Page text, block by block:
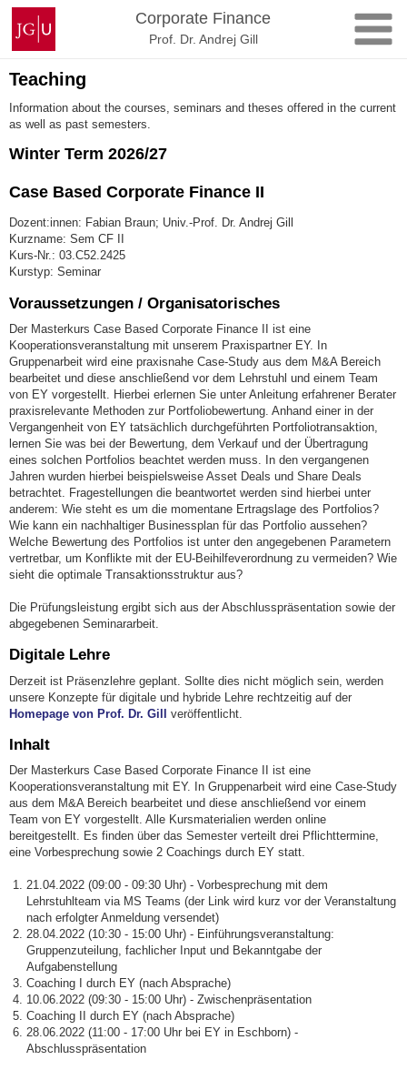
Zum
Inhalt
springen
Johannes
Gutenberg-
Universität
Mainz
Corporate Finance
Prof. Dr. Andrej Gill
Teaching
Information about the courses, seminars and theses offered in the current
as well as past semesters.
Winter Term 2026/27
Case Based Corporate Finance II
Dozent:innen: Fabian Braun; Univ.-Prof. Dr. Andrej Gill
Kurzname: Sem CF II
Kurs-Nr.: 03.C52.2425
Kurstyp: Seminar
Voraussetzungen / Organisatorisches
Der Masterkurs Case Based Corporate Finance II ist eine
Kooperationsveranstaltung mit unserem Praxispartner EY. In
Gruppenarbeit wird eine praxisnahe Case-Study aus dem M&A Bereich
bearbeitet und diese anschließend vor dem Lehrstuhl und einem Team
von EY vorgestellt. Hierbei erlernen Sie unter Anleitung erfahrener Berater
praxisrelevante Methoden zur Portfoliobewertung. Anhand einer in der
Vergangenheit von EY tatsächlich durchgeführten Portfoliotransaktion,
lernen Sie was bei der Bewertung, dem Verkauf und der Übertragung
eines solchen Portfolios beachtet werden muss. In den vergangenen
Jahren wurden hierbei beispielsweise Asset Deals und Share Deals
betrachtet. Fragestellungen die beantwortet werden sind hierbei unter
anderem: Wie steht es um die momentane Ertragslage des Portfolios?
Wie kann ein nachhaltiger Businessplan für das Portfolio aussehen?
Welche Bewertung des Portfolios ist unter den angegebenen Parametern
vertretbar, um Konflikte mit der EU-Beihilfeverordnung zu vermeiden? Wie
sieht die optimale Transaktionsstruktur aus?
Die Prüfungsleistung ergibt sich aus der Abschlusspräsentation sowie der
abgegebenen Seminararbeit.
Digitale Lehre
Derzeit ist Präsenzlehre geplant. Sollte dies nicht möglich sein, werden
unsere Konzepte für digitale und hybride Lehre rechtzeitig auf der
Homepage von Prof. Dr. Gill veröffentlicht.
Inhalt
Der Masterkurs Case Based Corporate Finance II ist eine
Kooperationsveranstaltung mit EY. In Gruppenarbeit wird eine Case-Study
aus dem M&A Bereich bearbeitet und diese anschließend vor einem
Team von EY vorgestellt. Alle Kursmaterialien werden online
bereitgestellt. Es finden über das Semester verteilt drei Pflichttermine,
eine Vorbesprechung sowie 2 Coachings durch EY statt.
21.04.2022 (09:00 - 09:30 Uhr) - Vorbesprechung mit dem
Lehrstuhlteam via MS Teams (der Link wird kurz vor der Veranstaltung
nach erfolgter Anmeldung versendet)
28.04.2022 (10:30 - 15:00 Uhr) - Einführungsveranstaltung:
Gruppenzuteilung, fachlicher Input und Bekanntgabe der
Aufgabenstellung
Coaching I durch EY (nach Absprache)
10.06.2022 (09:30 - 15:00 Uhr) - Zwischenpräsentation
Coaching II durch EY (nach Absprache)
28.06.2022 (11:00 - 17:00 Uhr bei EY in Eschborn) -
Abschlusspräsentation